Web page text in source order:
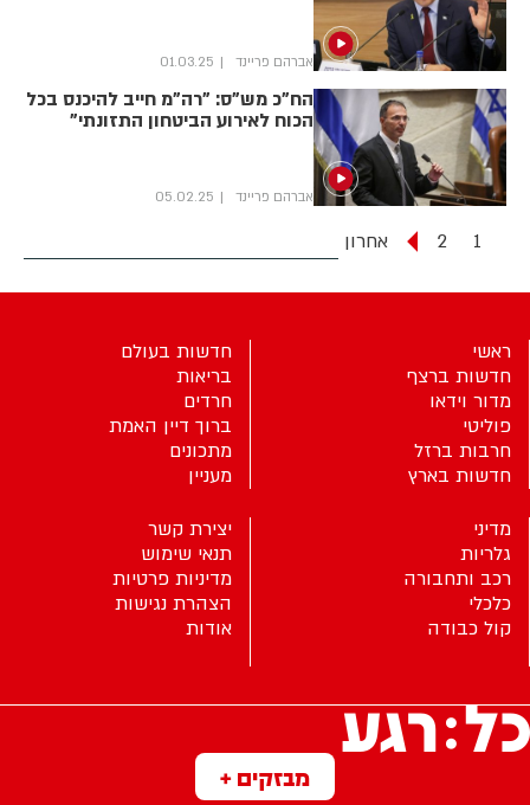
אברהם פריינד 01.03.25
הח"כ מש"ס: "רה"מ חייב להיכנס בכל
הכוח לאירוע הביטחון התזונתי"
אברהם פריינד 05.02.25
1
2 אחרון
מבזקים +
ראשי
חדשות ברצף
מדור וידאו
פוליטי
חרבות ברזל
חדשות בארץ
חדשות בעולם
בריאות
חרדים
ברוך דיין האמת
מתכונים
מעניין
מדיני
גלריות
רכב ותחבורה
כלכלי
קול כבודה
יצירת קשר
תנאי שימוש
מדיניות פרטיות
הצהרת נגישות
אודות